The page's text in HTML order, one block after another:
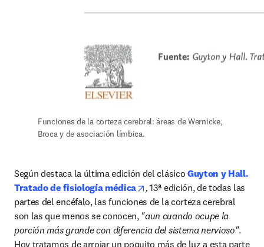
Funciones de la corteza cerebral: áreas de Wernicke,
Broca y de asociación límbica.
Según destaca la última edición del clásico Guyton y Hall.
Tratado de fisiología médica
opens in new tab/window
, 13ª edición, de todas las
partes del encéfalo, las funciones de la corteza cerebral
son las que menos se conocen, "aun cuando ocupe la
porción más grande con diferencia del sistema nervioso".
Hoy tratamos de arrojar un poquito más de luz a esta parte